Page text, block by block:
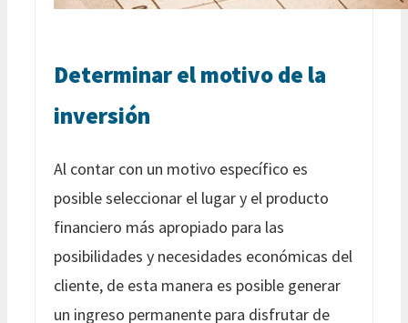
Determinar el motivo de la
inversión
Al contar con un motivo específico es
posible seleccionar el lugar y el producto
financiero más apropiado para las
posibilidades y necesidades económicas del
cliente, de esta manera es posible generar
un ingreso permanente para disfrutar de